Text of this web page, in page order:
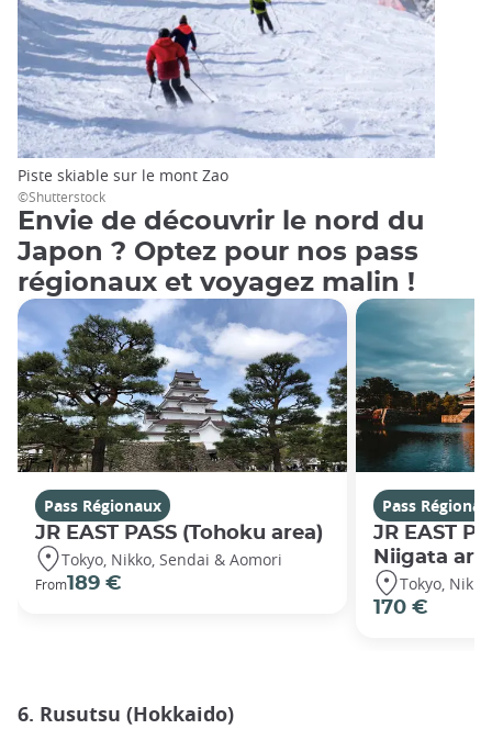
Piste skiable sur le mont Zao
©Shutterstock
Envie de découvrir le nord du
Japon ? Optez pour nos pass
régionaux et voyagez malin !
Pass Régionaux
JR EAST PASS (Tohoku area)
Tokyo, Nikko, Sendai & Aomori
From189 €
Pass
JR EAST
Niigata
Tokyo,
170 €
6. Rusutsu (Hokkaido)